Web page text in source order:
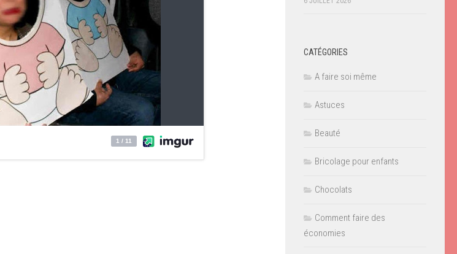
CATÉGORIES
A faire soi même
Astuces
Beauté
Bricolage pour enfants
Chocolats
Comment faire des
économies